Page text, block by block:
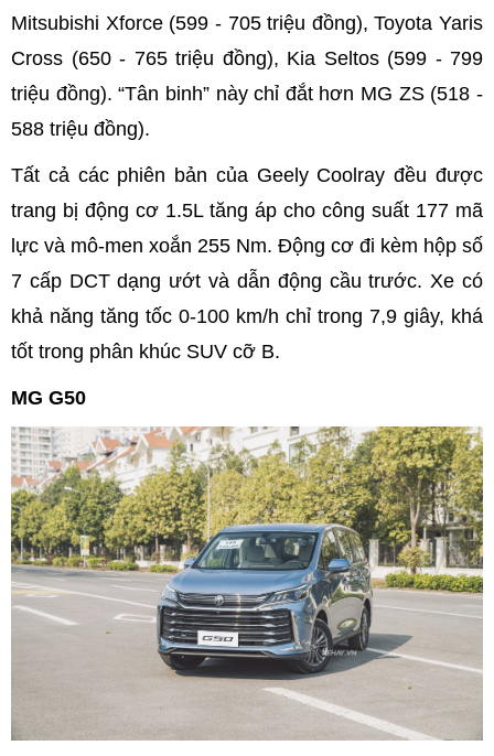
Mitsubishi Xforce (599 - 705 triệu đồng), Toyota Yaris
Cross (650 - 765 triệu đồng), Kia Seltos (599 - 799
triệu đồng). “Tân binh” này chỉ đắt hơn MG ZS (518 -
588 triệu đồng).
Tất cả các phiên bản của Geely Coolray đều được
trang bị động cơ 1.5L tăng áp cho công suất 177 mã
lực và mô-men xoắn 255 Nm. Động cơ đi kèm hộp số
7 cấp DCT dạng ướt và dẫn động cầu trước. Xe có
khả năng tăng tốc 0-100 km/h chỉ trong 7,9 giây, khá
tốt trong phân khúc SUV cỡ B.
MG G50